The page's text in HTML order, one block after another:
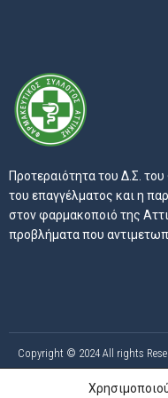
Προτεραιότητα του Δ.Σ.
του επαγγέλματος και η
στον φαρμακοποιό της
προβλήματα που
Copyright © 2024 All rights